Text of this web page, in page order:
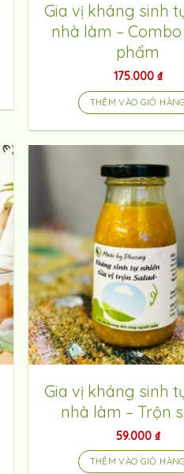
Gia vị kháng sinh
nhà làm – Combo
phẩm
175.000 ₫
THÊM VÀO GIỎ HÀNG
Gia vị kháng sinh
nhà làm – Trộn
59.000 ₫
THÊM VÀO GIỎ HÀNG